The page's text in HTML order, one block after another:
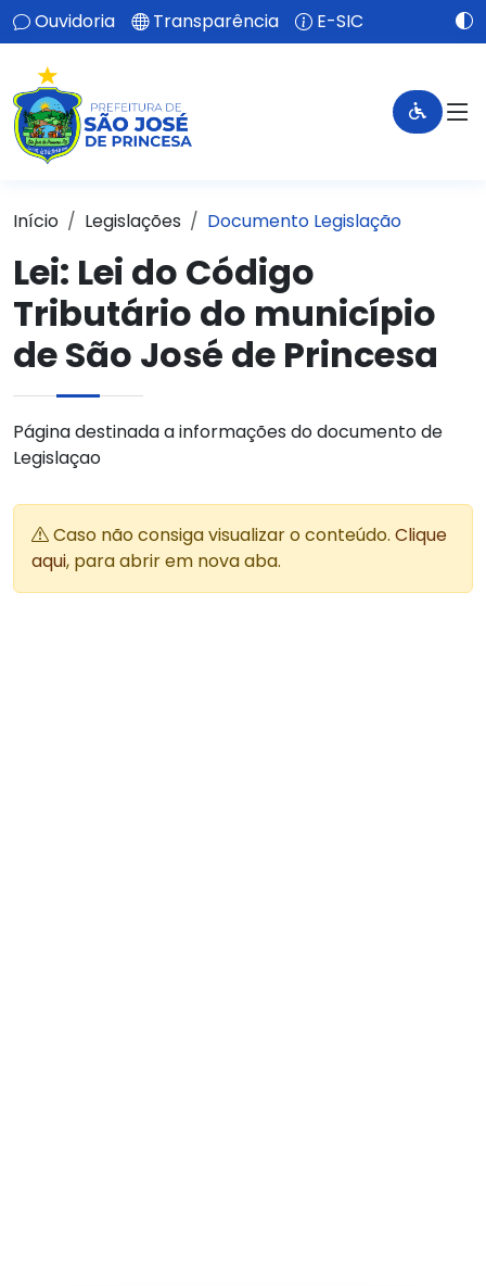
Ouvidoria Transparência E-SIC
Início Legislações Documento Legislação
Lei: Lei do Código
Tributário do município
de São José de Princesa
Página destinada a informações do documento de
Legislaçao
Caso não consiga visualizar o conteúdo. Clique
aqui, para abrir em nova aba.